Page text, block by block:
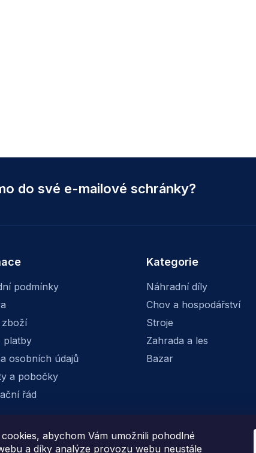
abychom Vám umožnili pohodlné
a díky analýze provozu webu neustále
do své e-mailové schránky?
podmínky
zboží
platby
osobních údajů
a pobočky
řád
Kategorie
Náhradní díly
Chov a hospodářství
Stroje
Zahrada a les
Bazar
Facebook Instagram